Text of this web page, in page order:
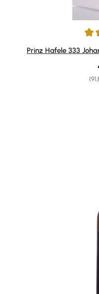
Durchschnittliche
Prinz Hafele 333